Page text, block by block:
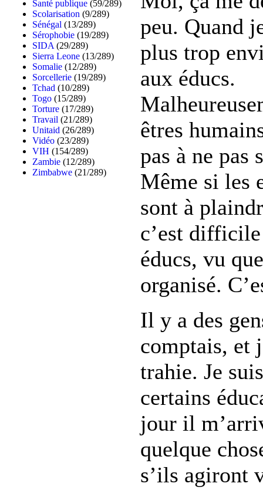
Santé publique (59/289)
Scolarisation (9/289)
Sénégal (13/289)
Sérophobie (19/289)
SIDA (29/289)
Sierra Leone (13/289)
Somalie (12/289)
Sorcellerie (19/289)
Tchad (10/289)
Togo (15/289)
Torture (17/289)
Travail (21/289)
Unitaid (26/289)
Vidéo (23/289)
VIH (154/289)
Zambie (12/289)
Zimbabwe (21/289)
peu. Quand
plus trop
aux éducs.
êtres
pas à ne pas
Même si les
sont à
c’est
éducs, vu
organisé.
Il y a des
comptais, et
trahie. Je
certains
jour il
quelque
s’ils agiront